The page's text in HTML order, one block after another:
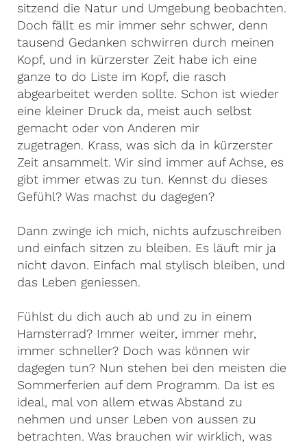
sitzend die Natur und Umgebung beobachten.
Doch fällt es mir immer sehr schwer, denn
tausend Gedanken schwirren durch meinen
Kopf, und in kürzerster Zeit habe ich eine
ganze to do Liste im Kopf, die rasch
abgearbeitet werden sollte. Schon ist wieder
eine kleiner Druck da, meist auch selbst
gemacht oder von Anderen mir
zugetragen. Krass, was sich da in kürzerster
Zeit ansammelt. Wir sind immer auf Achse, es
gibt immer etwas zu tun. Kennst du dieses
Gefühl? Was machst du dagegen?
Dann zwinge ich mich, nichts aufzuschreiben
und einfach sitzen zu bleiben. Es läuft mir ja
nicht davon. Einfach mal stylisch bleiben, und
das Leben geniessen.
Fühlst du dich auch ab und zu in einem
Hamsterrad? Immer weiter, immer mehr,
immer schneller? Doch was können wir
dagegen tun? Nun stehen bei den meisten die
Sommerferien auf dem Programm. Da ist es
ideal, mal von allem etwas Abstand zu
nehmen und unser Leben von aussen zu
betrachten. Was brauchen wir wirklich, was